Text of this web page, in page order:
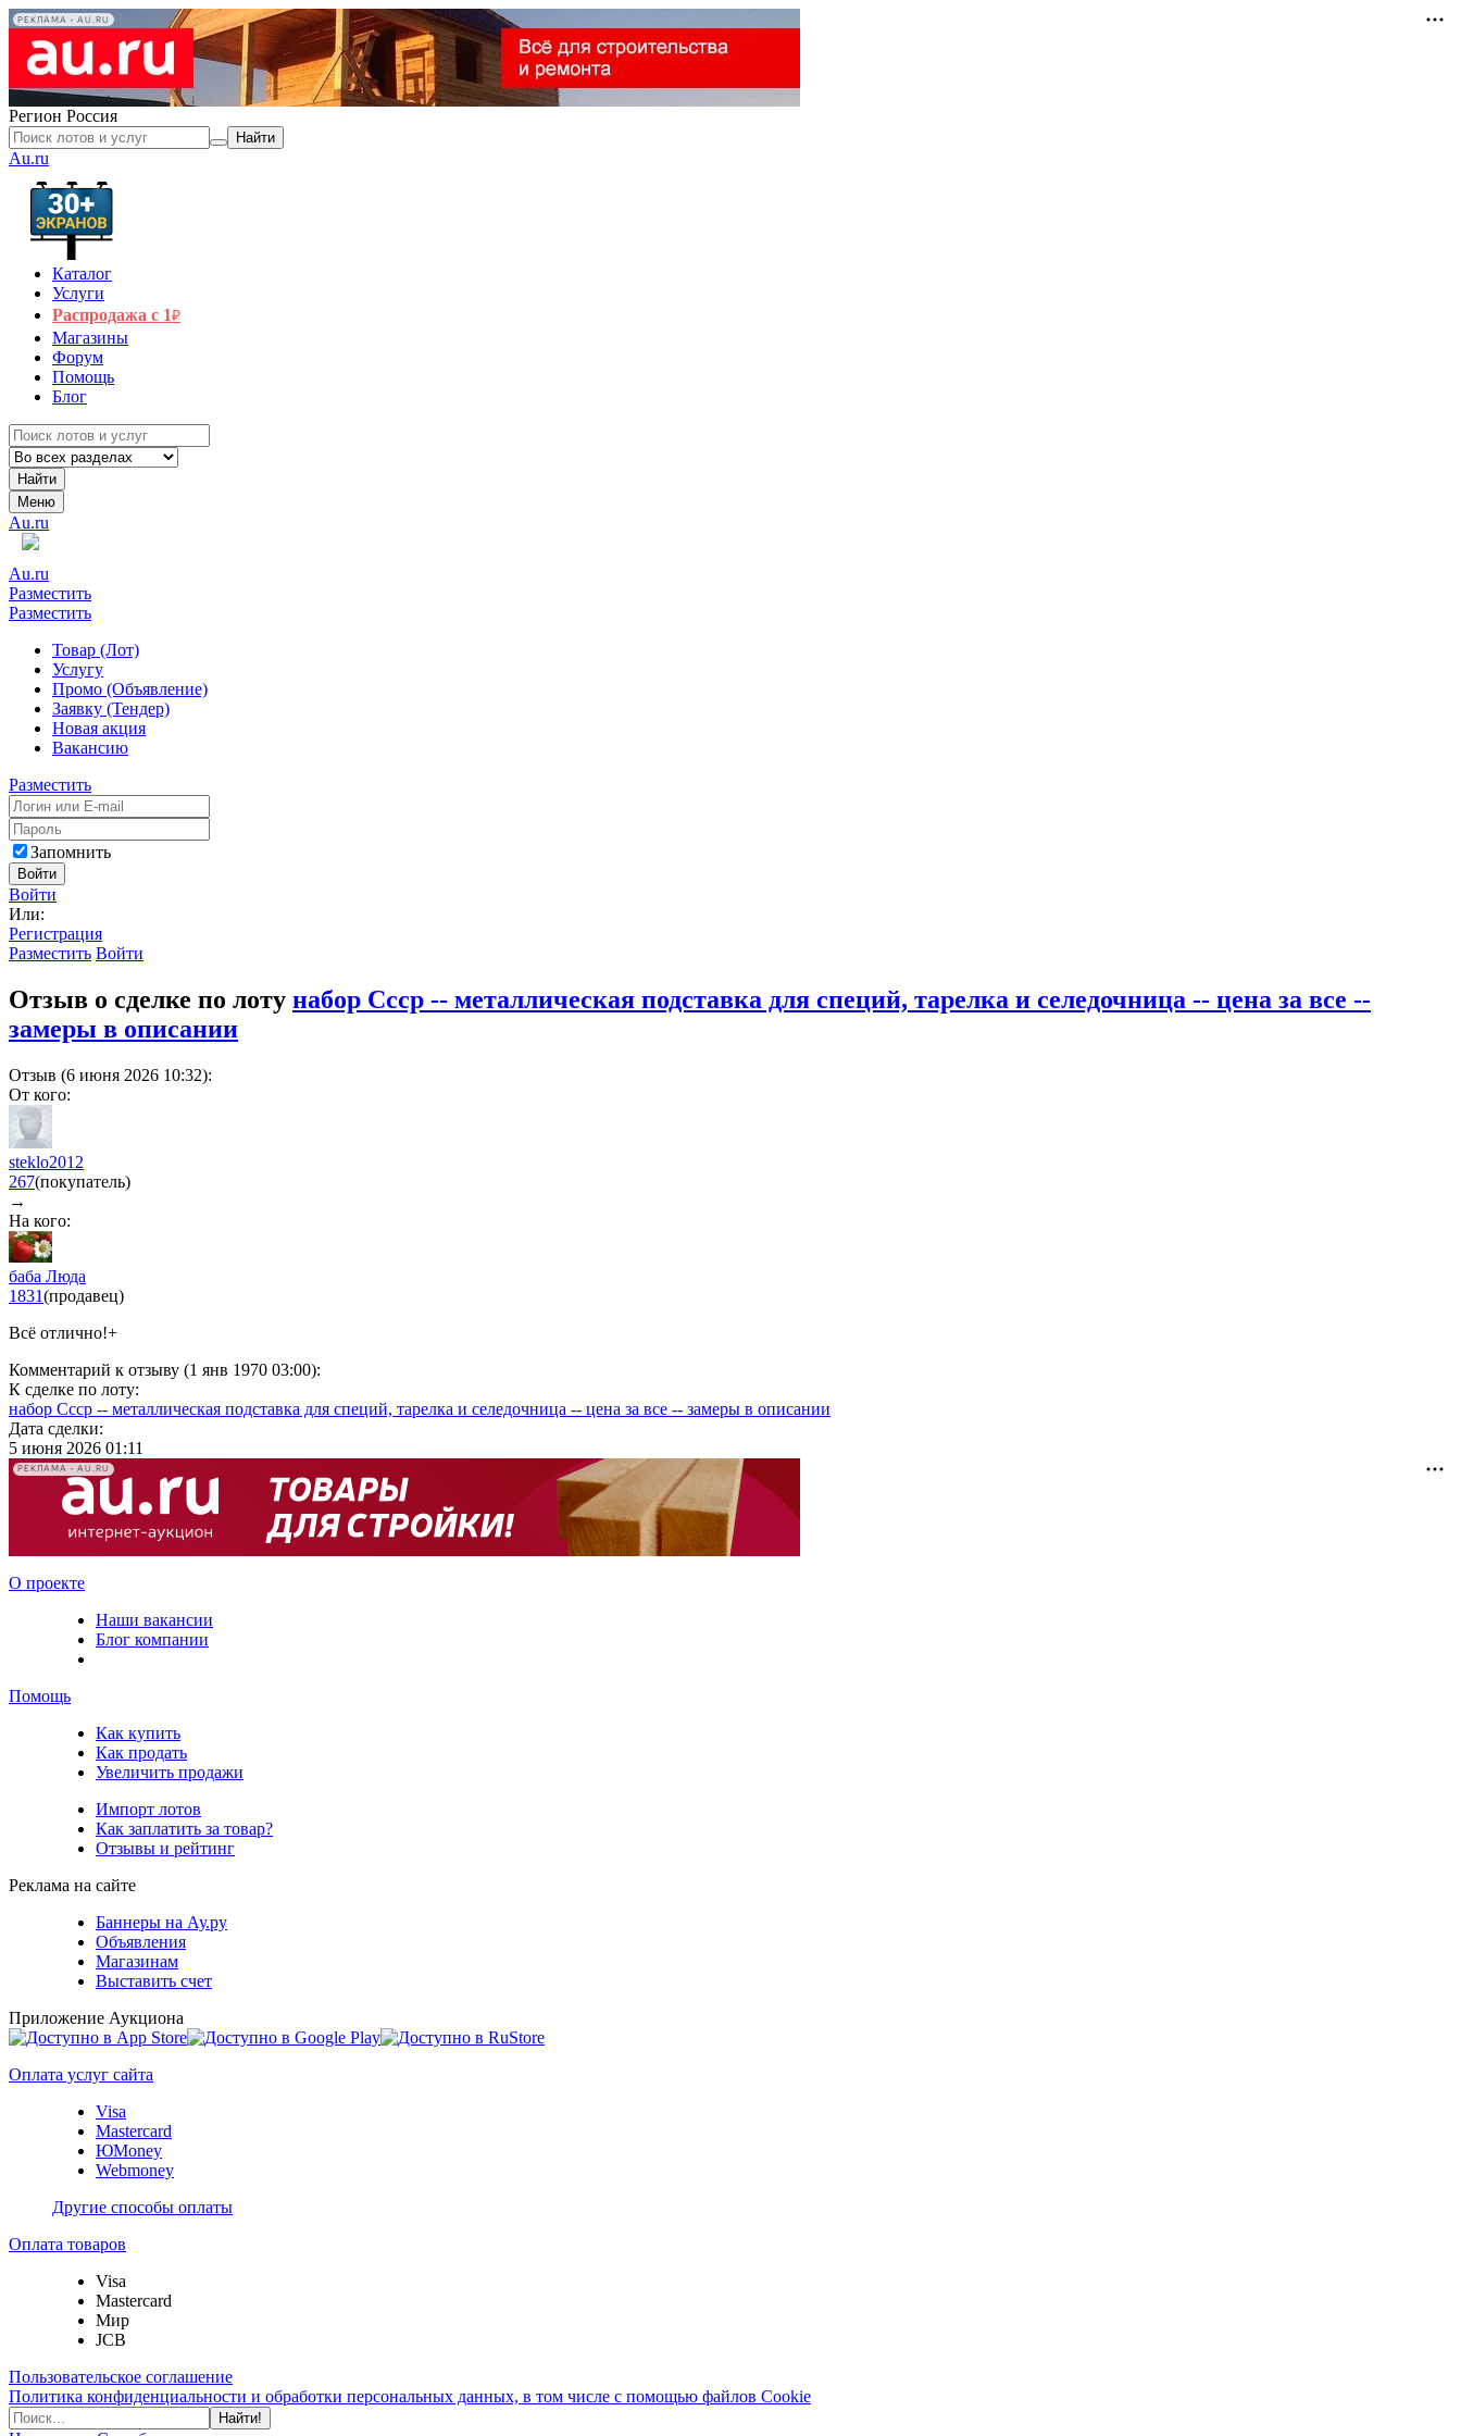
РЕКЛАМА • AU.RU
Регион Россия
Найти
Au.ru
Каталог
Услуги
Распродажа с 1₽
Магазины
Форум
Помощь
Блог
Найти
Меню
Au.ru
Au.ru
Разместить
Разместить
Товар (Лот)
Услугу
Промо (Объявление)
Заявку (Тендер)
Новая акция
Вакансию
Разместить
Запомнить
Войти
Войти
Или:
Регистрация
Разместить Войти
Отзыв о сделке по лоту набор Ссср -- металлическая подставка для специй, тарелка и селедочница -- цена за все --
замеры в описании
Отзыв (6 июня 2026 10:32):
От кого:
steklo2012
267(покупатель)
→
На кого:
баба Люда
1831(продавец)
Всё отлично!+
Комментарий к отзыву (1 янв 1970 03:00):
К сделке по лоту:
набор Ссср -- металлическая подставка для специй, тарелка и селедочница -- цена за все -- замеры в описании
Дата сделки:
5 июня 2026 01:11
РЕКЛАМА • AU.RU
О проекте
Наши вакансии
Блог компании
Помощь
Как купить
Как продать
Увеличить продажи
Импорт лотов
Как заплатить за товар?
Отзывы и рейтинг
Реклама на сайте
Баннеры на Ау.ру
Объявления
Магазинам
Выставить счет
Приложение Аукциона
Оплата услуг сайта
Visa
Mastercard
ЮMoney
Webmoney
Другие способы оплаты
Оплата товаров
Visa
Mastercard
Мир
JCB
Пользовательское соглашение
Политика конфиденциальности и обработки персональных данных, в том числе с помощью файлов Cookie
Найти!